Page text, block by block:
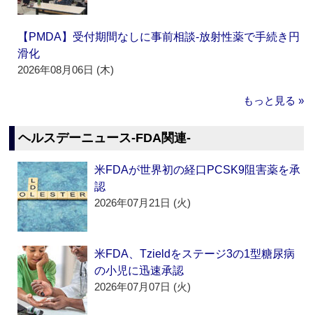
【PMDA】受付期間なしに事前相談‐放射性薬で手続き円
滑化
2026年08月06日 (木)
もっと見る »
ヘルスデーニュース‐FDA関連‐
米FDAが世界初の経口PCSK9阻害薬を承
認
2026年07月21日 (火)
米FDA、Tzieldをステージ3の1型糖尿病
の小児に迅速承認
2026年07月07日 (火)